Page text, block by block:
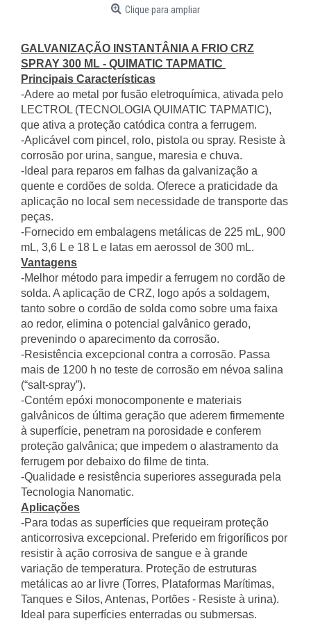
Clique para ampliar
GALVANIZAÇÃO INSTANTÂNIA A FRIO CRZ
SPRAY 300 ML - QUIMATIC TAPMATIC
Principais Características
-Adere ao metal por fusão eletroquímica, ativada pelo
LECTROL (TECNOLOGIA QUIMATIC TAPMATIC),
que ativa a proteção catódica contra a ferrugem.
-Aplicável com pincel, rolo, pistola ou spray. Resiste à
corrosão por urina, sangue, maresia e chuva.
-Ideal para reparos em falhas da galvanização a
quente e cordões de solda. Oferece a praticidade da
aplicação no local sem necessidade de transporte das
peças.
-Fornecido em embalagens metálicas de 225 mL, 900
mL, 3,6 L e 18 L e latas em aerossol de 300 mL.
Vantagens
-Melhor método para impedir a ferrugem no cordão de
solda. A aplicação de CRZ, logo após a soldagem,
tanto sobre o cordão de solda como sobre uma faixa
ao redor, elimina o potencial galvânico gerado,
prevenindo o aparecimento da corrosão.
-Resistência excepcional contra a corrosão. Passa
mais de 1200 h no teste de corrosão em névoa salina
(“salt-spray”).
-Contém epóxi monocomponente e materiais
galvânicos de última geração que aderem firmemente
à superfície, penetram na porosidade e conferem
proteção galvânica; que impedem o alastramento da
ferrugem por debaixo do filme de tinta.
-Qualidade e resistência superiores assegurada pela
Tecnologia Nanomatic.
Aplicações
-Para todas as superfícies que requeiram proteção
anticorrosiva excepcional. Preferido em frigoríficos por
resistir à ação corrosiva de sangue e à grande
variação de temperatura. Proteção de estruturas
metálicas ao ar livre (Torres, Plataformas Marítimas,
Tanques e Silos, Antenas, Portões - Resiste à urina).
Ideal para superfícies enterradas ou submersas.